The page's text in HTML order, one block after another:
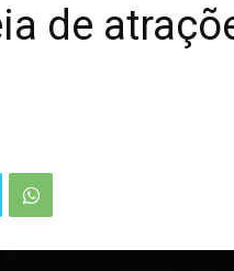
de